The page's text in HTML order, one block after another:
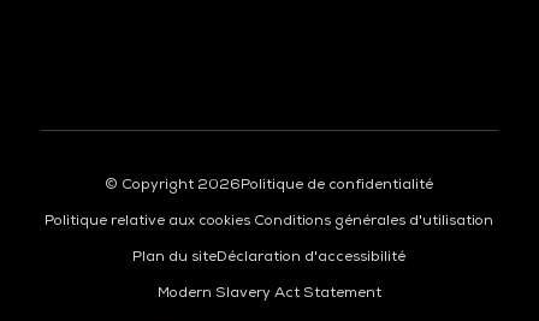
© Copyright 2026Politique de confidentialité
Politique relative aux cookies Conditions générales d'utilisation
Plan du siteDéclaration d'accessibilité
Modern Slavery Act Statement